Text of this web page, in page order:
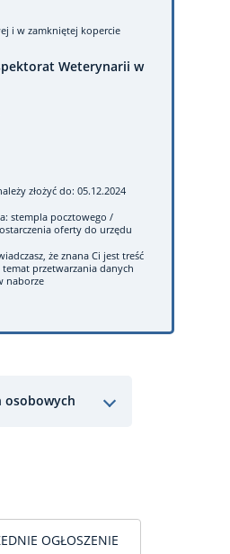
i w zamkniętej kopercie
Weterynarii w
złożyć do: 05.12.2024
stempla pocztowego /
oferty do urzędu
że znana Ci jest treść
przetwarzania danych
naborze
osobowych
OGŁOSZENIE